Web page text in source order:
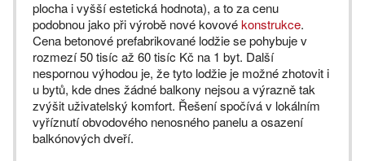
plocha i vyšší estetická hodnota), a to za cenu
podobnou jako při výrobě nové kovovékonstrukce.
Cena betonové prefabrikované lodžie se pohybuje v
rozmezí 50 tisíc až 60 tisíc Kč na 1 byt. Další
nespornou výhodou je, že tyto lodžie je možné zhotovit i
u bytů, kde dnes žádné balkony nejsou a výrazně tak
zvýšit uživatelský komfort. Řešení spočívá v lokálním
vyříznutí obvodového nenosného panelu a osazení
balkónových dveří.